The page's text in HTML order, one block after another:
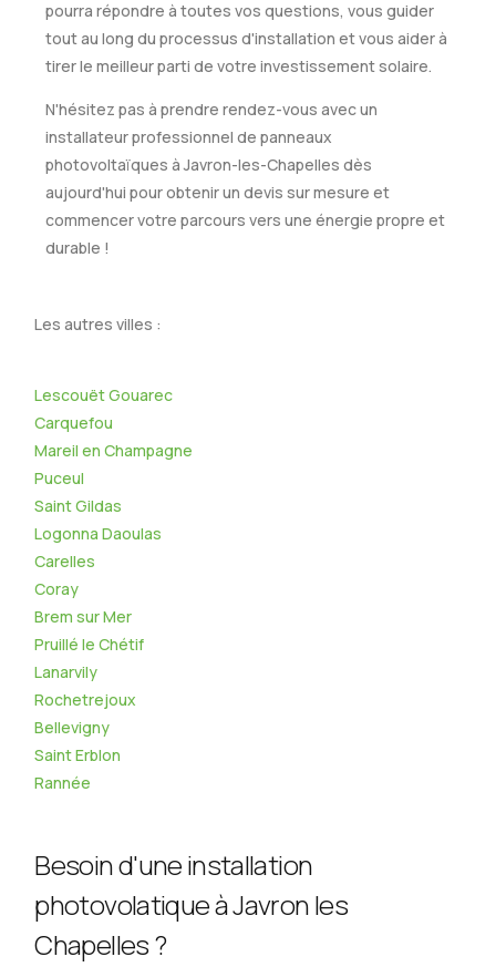
pourra répondre à toutes vos questions, vous guider
tout au long du processus d'installation et vous aider à
tirer le meilleur parti de votre investissement solaire.
N'hésitez pas à prendre rendez-vous avec un
installateur professionnel de panneaux
photovoltaïques à Javron-les-Chapelles dès
aujourd'hui pour obtenir un devis sur mesure et
commencer votre parcours vers une énergie propre et
durable !
Les autres villes :
Lescouët Gouarec
Carquefou
Mareil en Champagne
Puceul
Saint Gildas
Logonna Daoulas
Carelles
Coray
Brem sur Mer
Pruillé le Chétif
Lanarvily
Rochetrejoux
Bellevigny
Saint Erblon
Rannée
Besoin d'une installation
photovolatique à Javron les
Chapelles ?